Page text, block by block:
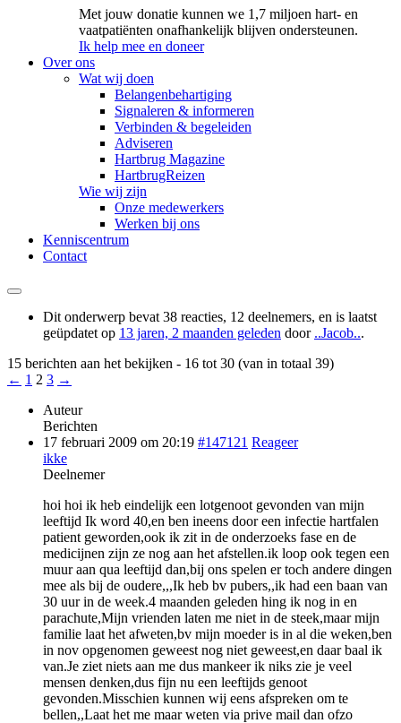
Met jouw donatie kunnen we 1,7 miljoen hart- en
vaatpatiënten onafhankelijk blijven ondersteunen.
Ik help mee en doneer
Over ons
Wat wij doen
Belangenbehartiging
Signaleren & informeren
Verbinden & begeleiden
Adviseren
Hartbrug Magazine
HartbrugReizen
Wie wij zijn
Onze medewerkers
Werken bij ons
Kenniscentrum
Contact
Dit onderwerp bevat 38 reacties, 12 deelnemers, en is laatst
geüpdatet op 13 jaren, 2 maanden geleden door ..Jacob...
15 berichten aan het bekijken - 16 tot 30 (van in totaal 39)
← 1 2 3 →
Auteur
Berichten
17 februari 2009 om 20:19 #147121 Reageer
ikke
Deelnemer
hoi hoi ik heb eindelijk een lotgenoot gevonden van mijn
leeftijd Ik word 40,en ben ineens door een infectie hartfalen
patient geworden,ook ik zit in de onderzoeks fase en de
medicijnen zijn ze nog aan het afstellen.ik loop ook tegen een
muur aan qua leeftijd dan,bij ons spelen er toch andere dingen
mee als bij de oudere,,,Ik heb bv pubers,,ik had een baan van
30 uur in de week.4 maanden geleden hing ik nog in en
parachute,Mijn vrienden laten me niet in de steek,maar mijn
familie laat het afweten,bv mijn moeder is in al die weken,ben
in nov opgenomen geweest nog niet geweest,en daar baal ik
van.Je ziet niets aan me dus mankeer ik niks zie je veel
mensen denken,dus fijn nu een leeftijds genoot
gevonden.Misschien kunnen wij eens afspreken om te
bellen,,Laat het me maar weten via prive mail dan ofzo